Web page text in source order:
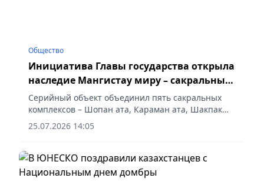
Общество
Инициатива Главы государства открыла
наследие Мангистау миру – сакральные
объекты Казахстана вошли в список
ЮНЕСКО
Серийный объект объединил пять сакральных
комплексов – Шопан ата, Караман ата, Шакпак
ата, Султан эпе и Бекет ата, сообщает vapress.kz.
25.07.2026 14:05